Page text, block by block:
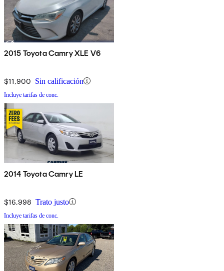
2015 Toyota Camry XLE V6
$11,900 Sin calificación
Incluye tarifas de conc.
2014 Toyota Camry LE
$16,998 Trato justo
Incluye tarifas de conc.